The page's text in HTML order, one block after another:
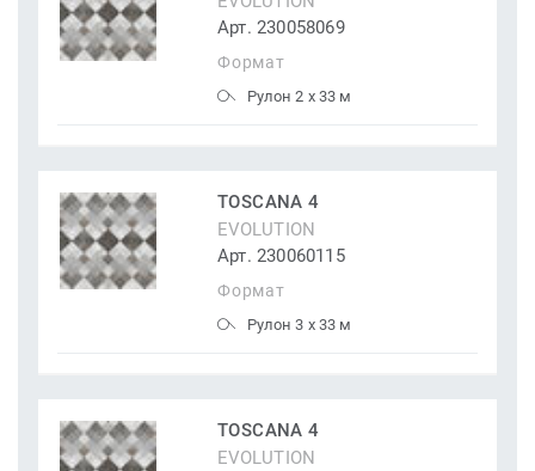
Арт. 230058069
Формат
Рулон 2 x 33 м
TOSCANA 4
EVOLUTION
Арт. 230060115
Формат
Рулон 3 x 33 м
TOSCANA 4
EVOLUTION